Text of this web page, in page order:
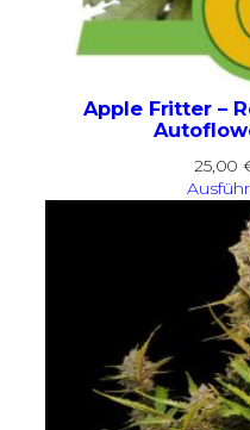
Apple Fritter –
25,00